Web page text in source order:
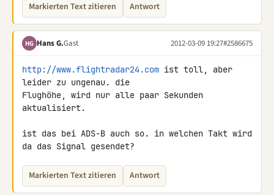
Markierten Text zitieren Antwort
HG Hans G.Gast 2012-03-09 19:27#2586675
http://www.flightradar24.com ist toll, aber
leider zu ungenau. die
Flughöhe, wird nur alle paar Sekunden
aktualisiert.
ist das bei ADS-B auch so. in welchen Takt wird
da das Signal gesendet?
Markierten Text zitieren Antwort